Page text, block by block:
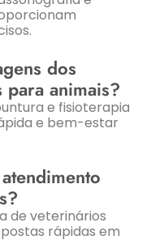
dos
animais?
e fisioterapia
e bem-estar
de veterinários
rápidas em